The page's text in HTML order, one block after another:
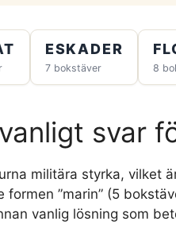
ESKADER
7 bokstäver 8
svar
militära styrka, vilket
formen ”marin” (5
vanlig lösning som